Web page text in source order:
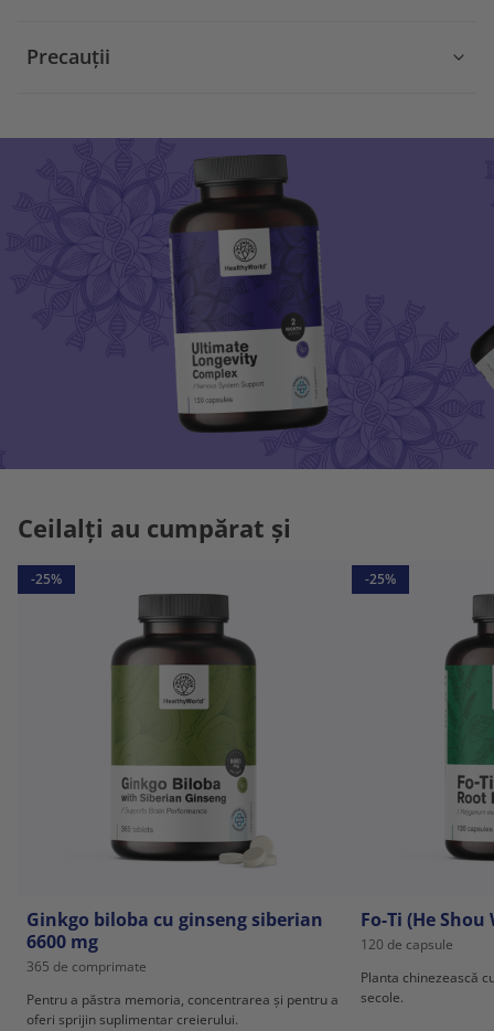
Precauții
Ceilalți au cumpărat și
-25%
Ginkgo biloba cu ginseng siberian
6600 mg
365 de comprimate
Pentru a păstra memoria, concentrarea și pentru a
oferi sprijin suplimentar creierului.
-25%
Fo-Ti (He Shou
120 de capsule
Planta chinezească
secole.